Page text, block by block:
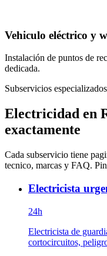
Vehiculo eléctrico y
Instalación de puntos de
dedicada.
Subservicios especializados
Electricidad en
exactamente
Cada subservicio tiene
tecnico, marcas y FAQ.
Electricista
24h
Electricista de
cortocircuitos,